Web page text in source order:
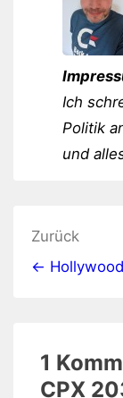
Ich
Politik
und
Zurück
←
1
CPX